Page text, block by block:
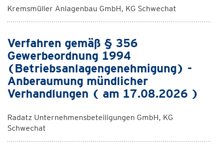
Kremsmüller Anlagenbau GmbH, KG Schwechat
Verfahren gemäß § 356
Gewerbeordnung 1994
(Betriebsanlagengenehmigung) -
Anberaumung mündlicher
Verhandlungen ( am 17.08.2026 )
Radatz Unternehmensbeteiligungen GmbH, KG
Schwechat